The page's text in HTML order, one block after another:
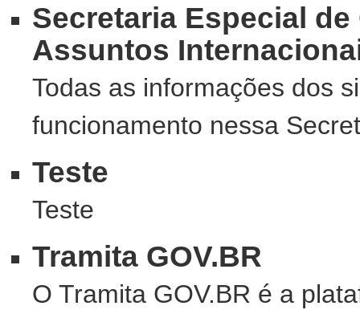
Secretaria Especial
Assuntos
Todas as informações dos
funcionamento nessa
Teste
Teste
Tramita GOV.BR
O Tramita GOV.BR é a